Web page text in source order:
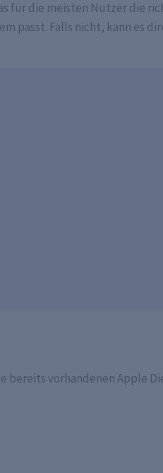
für die meisten Nutzer die
passt. Falls nicht, kann es
bereits vorhandenen Apple